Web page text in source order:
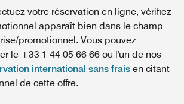
votre réservation en ligne, vérifiez
apparaît bien dans le champ
promotionnel. Vous pouvez
le +33 1 44 05 66 66 ou l'un de nos
international sans frais en citant
de cette offre.